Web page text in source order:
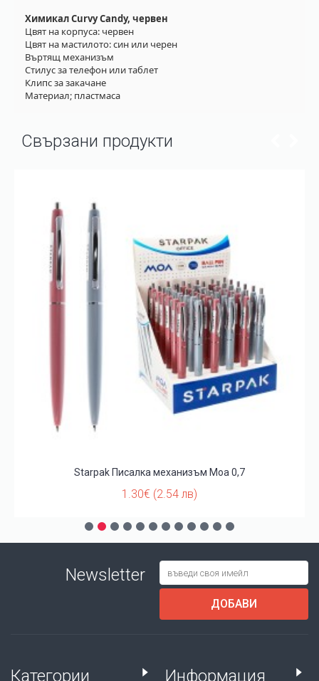
Химикал Curvy Candy, червен
Цвят на корпуса: червен
Цвят на мастилото: син или черен
Въртящ механизъм
Стилус за телефон или таблет
Клипс за закачане
Материал; пластмаса
Свързани продукти
Starpak Писалка механизъм Moa 0,7
1.30€ (2.54 лв)
Newsletter
ДОБАВИ
Категории Информация